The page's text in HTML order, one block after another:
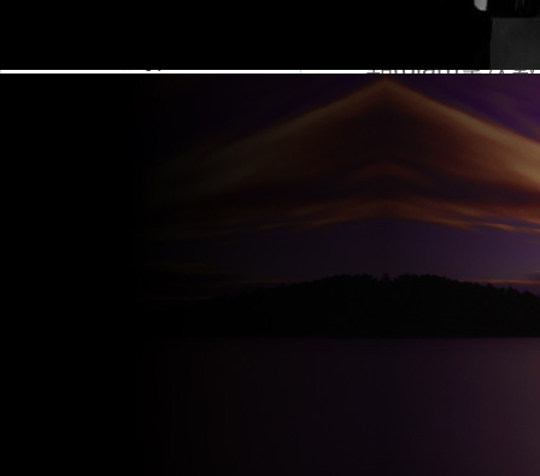
電磁
點(diǎn)擊次
電磁流量計(jì)
括電源、信
(wèn)題。以